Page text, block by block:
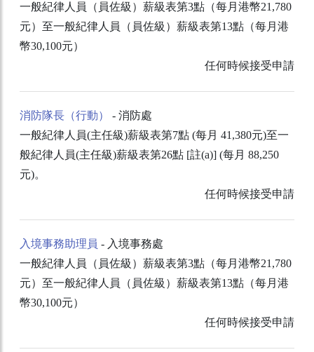
一般紀律人員（員佐級）薪級表第3點（每月港幣21,780
元）至一般紀律人員（員佐級）薪級表第13點（每月港
幣30,100元）
任何時候接受申請
消防隊長（行動）
- 消防處
一般紀律人員(主任級)薪級表第7點 (每月 41,380元)至一
般紀律人員(主任級)薪級表第26點 [註(a)] (每月 88,250
元)。
任何時候接受申請
入境事務助理員 - 入境事務處
一般紀律人員（員佐級）薪級表第3點（每月港幣21,780
元）至一般紀律人員（員佐級）薪級表第13點（每月港
幣30,100元）
任何時候接受申請